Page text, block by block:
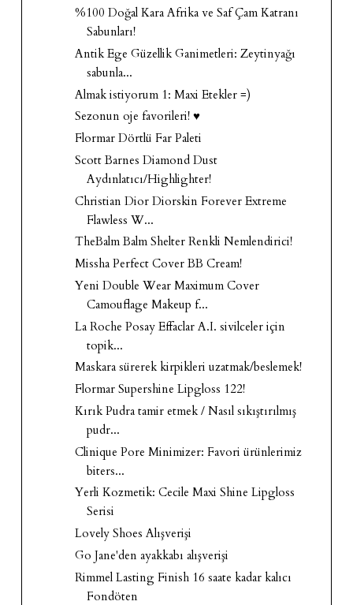
%100 Doğal Kara Afrika ve Saf Çam Katranı
Sabunları!
Antik Ege Güzellik Ganimetleri: Zeytinyağı
sabunla...
Almak istiyorum 1: Maxi Etekler =)
Sezonun oje favorileri! ♥
Flormar Dörtlü Far Paleti
Scott Barnes Diamond Dust
Aydınlatıcı/Highlighter!
Christian Dior Diorskin Forever Extreme
Flawless W...
TheBalm Balm Shelter Renkli Nemlendirici!
Missha Perfect Cover BB Cream!
Yeni Double Wear Maximum Cover
Camouflage Makeup f...
La Roche Posay Effaclar A.I. sivilceler için
topik...
Maskara sürerek kirpikleri uzatmak/beslemek!
Flormar Supershine Lipgloss 122!
Kırık Pudra tamir etmek / Nasıl sıkıştırılmış
pudr...
Clinique Pore Minimizer: Favori ürünlerimiz
biters...
Yerli Kozmetik: Cecile Maxi Shine Lipgloss
Serisi
Lovely Shoes Alışverişi
Go Jane'den ayakkabı alışverişi
Rimmel Lasting Finish 16 saate kadar kalıcı
Fondöten